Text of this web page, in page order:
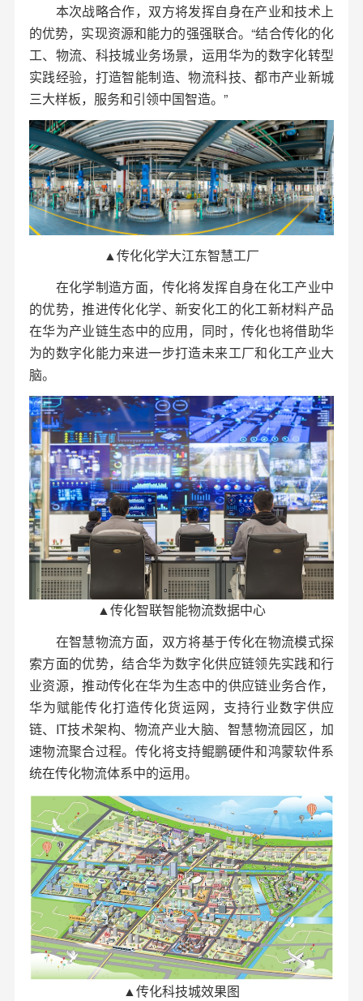
本次战略合作，双方将发挥自身在产业和技术上
的优势，实现资源和能力的强强联合。“结合传化的化
工、物流、科技城业务场景，运用华为的数字化转型
实践经验，打造智能制造、物流科技、都市产业新城
三大样板，服务和引领中国智造。”
▲传化化学大江东智慧工厂
在化学制造方面，传化将发挥自身在化工产业中
的优势，推进传化化学、新安化工的化工新材料产品
在华为产业链生态中的应用，同时，传化也将借助华
为的数字化能力来进一步打造未来工厂和化工产业大
脑。
▲传化智联智能物流数据中心
在智慧物流方面，双方将基于传化在物流模式探
索方面的优势，结合华为数字化供应链领先实践和行
业资源，推动传化在华为生态中的供应链业务合作，
华为赋能传化打造传化货运网，支持行业数字供应
链、IT技术架构、物流产业大脑、智慧物流园区，加
速物流聚合过程。传化将支持鲲鹏硬件和鸿蒙软件系
统在传化物流体系中的运用。
▲传化科技城效果图